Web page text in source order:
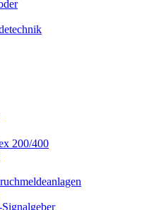
200/400